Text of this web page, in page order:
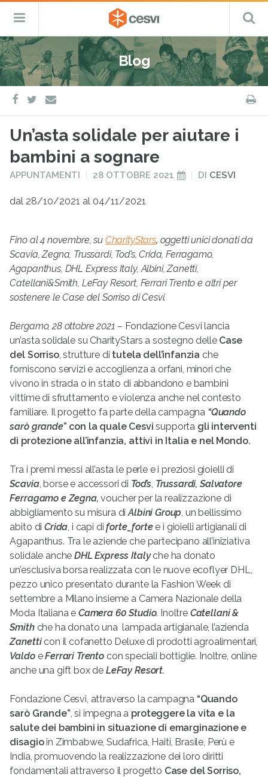
Salta
al
contenuto
CESVI
Fondazione
–
ETS
Cooperazione,
Emergenza
e
Sviluppo
Menu
Blog
facebook
twitter
e-
mail
Un’asta solidale per aiutare i
bambini a sognare
PUBBLICATO
APPUNTAMENTI
PUBBLICATO
28 OTTOBRE 2021 DI CESVI
dal 28/10/2021 al 04/11/2021
Fino al 4 novembre, su CharityStars, oggetti unici donati da
Scavia, Zegna, Trussardi, Tod’s, Crida, Ferragamo,
Agapanthus, DHL Express Italy, Albini, Zanetti,
Catellani&Smith, LeFay Resort, Ferrari Trento e altri per
sostenere le Case del Sorriso di Cesvi.
Bergamo, 28 ottobre 2021 – Fondazione Cesvi lancia
un’asta solidale su CharityStars a sostegno delle Case
del Sorriso, strutture di tutela dell’infanzia che
forniscono servizi e accoglienza a orfani, minori che
vivono in strada o in stato di abbandono e bambini
vittime di sfruttamento e violenza anche nel contesto
familiare. Il progetto fa parte della campagna “Quando
sarò grande” con la quale Cesvisupporta gli interventi
di protezione all’infanzia, attivi in Italia e nel Mondo.
Tra i premi messi all’asta le perle e i preziosi gioielli di
Scavia, borse e accessori di Tod’s Trussardi, Salvatore
Ferragamo e Zegna,voucher per la realizzazione di
abbigliamento su misura diAlbini Group , un bellissimo
abito diCrida , i capi diforte_fortee i gioielli artigianali di
Agapanthus. Tra le aziende che partecipano all’iniziativa
solidale ancheDHL Express Italyche ha donato
un’esclusiva borsa realizzata con le nuove ecoflyer DHL,
pezzo unico presentato durante la Fashion Week di
settembre a Milano insieme a Camera Nazionale della
Moda Italiana e Camera 60 Studio. Inoltre Catellani &
Smithche ha donato una lampada artigianale, l’azienda
Zanetticon il cofanetto Deluxe di prodotti agroalimentari
Valdo eFerrari Trentocon speciali bottiglie. Inoltre, online
anche una gift box de LeFay Resort.
Fondazione Cesvi, attraverso la campagna “Quando
sarò Grande” , si impegna a proteggere la vita e la
salute dei bambini in situazione di emarginazione e
disagioin Zimbabwe, Sudafrica, Haiti, Brasile, Perù e
India, promuovendo la realizzazione dei loro diritti
fondamentali attraverso il progetto Case del Sorriso,